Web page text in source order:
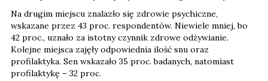
Na drugim miejscu znalazło się zdrowie psychiczne,
wskazane przez 43 proc. respondentów. Niewiele mniej, bo
42 proc., uznało za istotny czynnik zdrowe odżywianie.
Kolejne miejsca zajęły odpowiednia ilość snu oraz
profilaktyka. Sen wskazało 35 proc. badanych, natomiast
profilaktykę – 32 proc.